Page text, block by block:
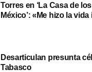
Torres en ‘La Casa de
México’: «Me hizo la
Desarticulan presunta
Tabasco